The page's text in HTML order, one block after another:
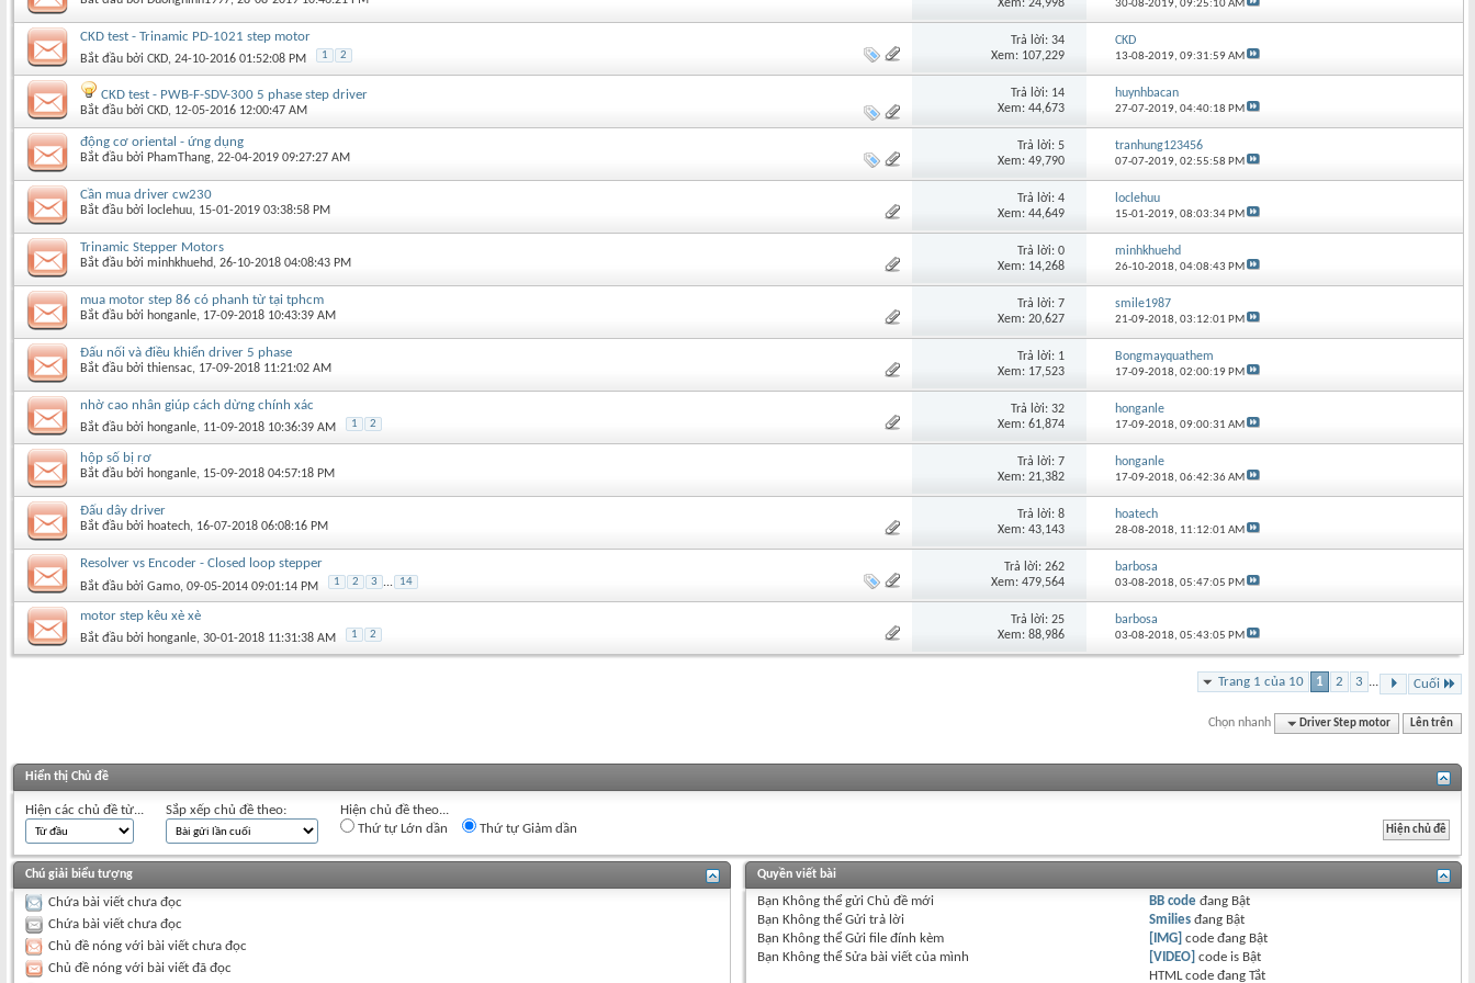
Xem: 24,998 30-08-2019,09:25:10 AM
CKD test - Trinamic PD-1021 step motor
Bắt đầu bởi CKD‎, 24-10-2016 01:52:08 PM 1 2
Trả lời: 34
Xem: 107,229
CKD
13-08-2019,09:31:59 AM
CKD test - PWB-F-SDV-300 5 phase step driver
Bắt đầu bởi CKD‎, 12-05-2016 12:00:47 AM
Trả lời: 14
Xem: 44,673
huynhbacan
27-07-2019,04:40:18 PM
động cơ oriental - ứng dụng
Bắt đầu bởi PhamThang‎, 22-04-2019 09:27:27 AM
Trả lời: 5
Xem: 49,790
tranhung123456
07-07-2019,02:55:58 PM
Cần mua driver cw230
Bắt đầu bởi loclehuu‎, 15-01-2019 03:38:58 PM
Trả lời: 4
Xem: 44,649
loclehuu
15-01-2019,08:03:34 PM
Trinamic Stepper Motors
Bắt đầu bởi minhkhuehd‎, 26-10-2018 04:08:43 PM
Trả lời: 0
Xem: 14,268
minhkhuehd
26-10-2018,04:08:43 PM
mua motor step 86 có phanh từ tại tphcm
Bắt đầu bởi honganle‎, 17-09-2018 10:43:39 AM
Trả lời: 7
Xem: 20,627
smile1987
21-09-2018,03:12:01 PM
Đấu nối và điều khiển driver 5 phase
Bắt đầu bởi thiensac‎, 17-09-2018 11:21:02 AM
Trả lời: 1
Xem: 17,523
Bongmayquathem
17-09-2018,02:00:19 PM
nhờ cao nhân giúp cách dừng chính xác
Bắt đầu bởi honganle‎, 11-09-2018 10:36:39 AM 1 2
Trả lời: 32
Xem: 61,874
honganle
17-09-2018,09:00:31 AM
hộp số bị rơ
Bắt đầu bởi honganle‎, 15-09-2018 04:57:18 PM
Trả lời: 7
Xem: 21,382
honganle
17-09-2018,06:42:36 AM
Đấu dây driver
Bắt đầu bởi hoatech‎, 16-07-2018 06:08:16 PM
Trả lời: 8
Xem: 43,143
hoatech
28-08-2018, 11:12:01 AM
Resolver vs Encoder - Closed loop stepper
Bắt đầu bởi Gamo‎, 09-05-2014 09:01:14 PM 1 2 3 ... 14
Trả lời: 262
Xem: 479,564
barbosa
03-08-2018,05:47:05 PM
motor step kêu xè xè
Bắt đầu bởi honganle‎, 30-01-2018 11:31:38 AM 1 2
Trả lời: 25
Xem: 88,986
barbosa
03-08-2018,05:43:05 PM
Trang 1 của 10 1 2 3 ... Cuối
Chọn nhanh Driver Step motor Lên trên
Hiển thị Chủ đề
Hiện các chủ đề từ... Sắp xếp chủ đề theo:
Hiện chủ đề theo...
Thứ tự Lớn dần
Thứ tự Giảm dần
Chú giải biểu tượng
Chứa bài viết chưa đọc
Chứa bài viết chưa đọc
Chủ đề nóng với bài viết chưa đọc
Chủ đề nóng với bài viết đã đọc
Quyền viết bài
Bạn Không thểgửi Chủ đề mới
Bạn Không thểGửi trả lời
Bạn Không thểGửi file đính kèm
Bạn Không thểSửa bài viết của mình
BB code đang Bật
Smilies đang Bật
[IMG] code đang Bật
[VIDEO] code is Bật
HTML code đangTắt